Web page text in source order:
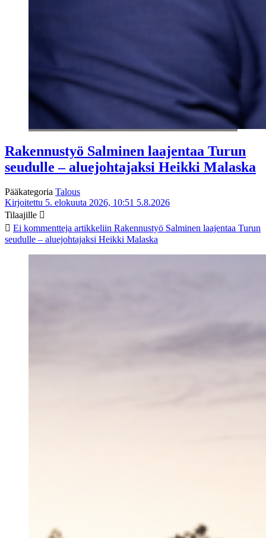
Rakennustyö Salminen laajentaa Turun
seudulle – aluejohtajaksi Heikki Malaska
Pääkategoria Talous
Kirjoitettu 5. elokuuta 2026, 10:51 5.8.2026
Tilaajille
Ei kommentteja artikkeliin Rakennustyö Salminen laajentaa Turun
seudulle – aluejohtajaksi Heikki Malaska